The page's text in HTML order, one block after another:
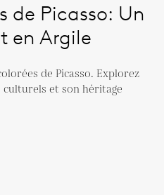
de Picasso: Un
en Argile
de Picasso. Explorez
culturels et son héritage